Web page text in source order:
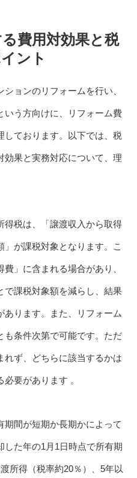
費用対効果と税
ント
ョンのリフォームを行い、
いう方向けに、リフォーム費
しております。以下では、税
効果と実務対応について、理
得税は、「譲渡収入から取得
が課税対象となります。こ
」に含まれる場合があり、
で課税対象額を減らし、結果
あります。また、リフォーム
も条件次第で可能です。ただ
れず、どちらに該当するかは
要があります 。
間が短期か長期かによって
た年の1月1日時点で所有期
所得（税率約20％）、5年以